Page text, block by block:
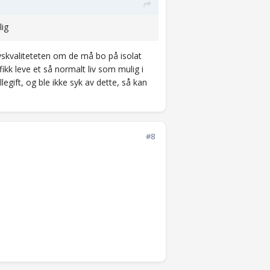
om de må bo på isolat
leve et så normalt liv som mulig i
og ble ikke syk av dette, så kan
#8